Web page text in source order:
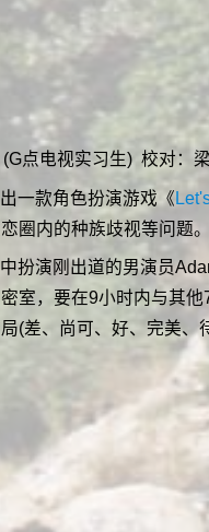
(G点电视实习生)校对：
一款角色扮演游戏《
圈内的种族歧视等问题。
扮演刚出道的男演员
室，要在9小时内与其
(差、尚可、好、完美